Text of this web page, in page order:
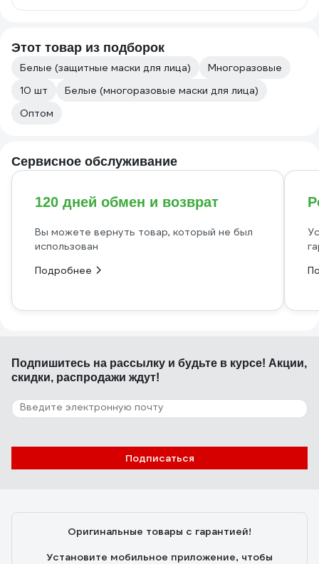
Этот товар из подборок
Белые (защитные маски для лица)
Многоразовые
10 шт
Белые (многоразовые маски для лица)
Оптом
Сервисное обслуживание
120 дней обмен и возврат
Вы можете вернуть товар, который не был
использован
Подробнее
Подпишитесь на рассылку и будьте в курсе! Акции,
скидки, распродажи ждут!
Подписаться
Оригинальные товары с гарантией!
Установите мобильное приложение, чтобы